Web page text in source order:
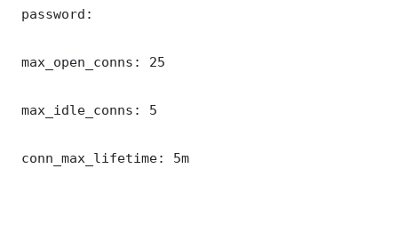
password:
max_open_conns: 25
max_idle_conns: 5
conn_max_lifetime: 5m